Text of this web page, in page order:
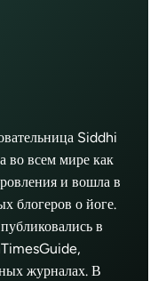
Siddhi
во всем мире как
и вошла в
блогеров о йоге.
в
журналах. В